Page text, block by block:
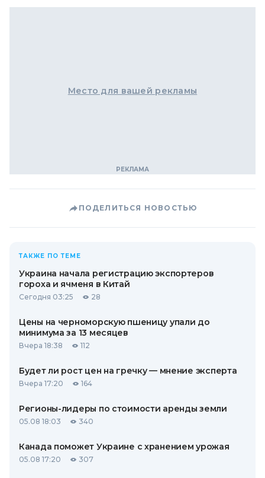
Место для вашей рекламы
ПОДЕЛИТЬСЯ НОВОСТЬЮ
ТАКЖЕ ПО ТЕМЕ
Украина начала регистрацию экспортеров
гороха и ячменя в Китай
Сегодня 03:25 28
Цены на черноморскую пшеницу упали до
минимума за 13 месяцев
Вчера 18:38 112
Будет ли рост цен на гречку — мнение эксперта
Вчера 17:20 164
Регионы-лидеры по стоимости аренды земли
05.08 18:03 340
Канада поможет Украине с хранением урожая
05.08 17:20 307